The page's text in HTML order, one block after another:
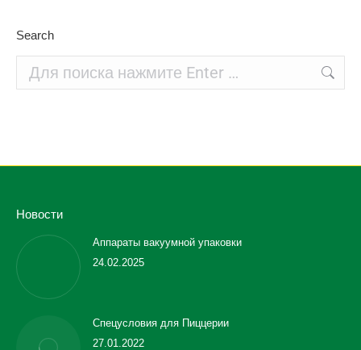
Search
Новости
Аппараты вакуумной упаковки
24.02.2025
Спецусловия для Пиццерии
27.01.2022